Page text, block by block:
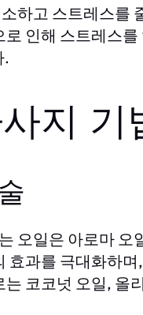
하고 스트레스를
인해 스트레스
.
지 기
오일은 아로마
효과를 극대화하
코코넛 오일, 올